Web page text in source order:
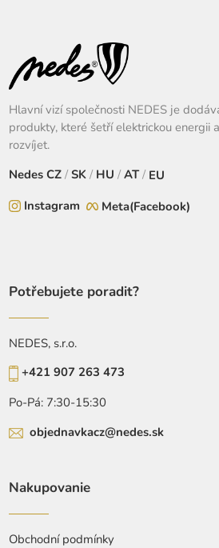
Hlavní vizí společnosti NEDES je
produkty, které šetří elektrickou energii
rozvíjet.
NedesCZ/SK/HU /AT/ EU
Instagram
Meta(Facebook)
Potřebujete poradit?
NEDES, s.r.o.
+421 907 263 473
Po-Pá: 7:30-15:30
objednavkacz@nedes.sk
Nakupovanie
Obchodní podmínky